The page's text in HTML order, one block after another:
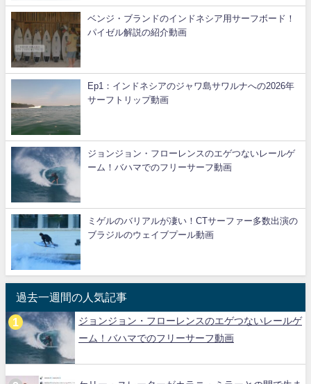
ベンジ・ブランドのインドネシア用サーフボード！
パイゼル解説の紹介動画
Ep1：インドネシアのジャワ島サワルナへの2026年
サーフトリップ動画
ジョンジョン・フローレンスのエゲつないレールゲ
ーム！バハマでのフリーサーフ動画
ミゲルのバリアルが凄い！CTサーファー多数出演の
ブラジルのウェイブプール動画
過去一週間の人気記事
ジョンジョン・フローレンスのエゲつないレールゲ
ーム！バハマでのフリーサーフ動画